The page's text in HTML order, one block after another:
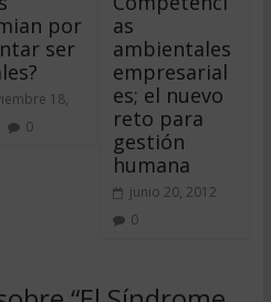
por
ser
18,
0
as
ambientales
empresarial
es; el nuevo
reto para
gestión
humana
junio 20, 2012
0